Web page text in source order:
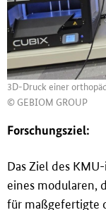
3D-Druck einer
© GEBIOM GROUP
Forschungsziel:
Das Ziel des
eines modularen,
für maßgefertigte